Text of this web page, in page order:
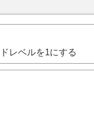
レベルを1にする